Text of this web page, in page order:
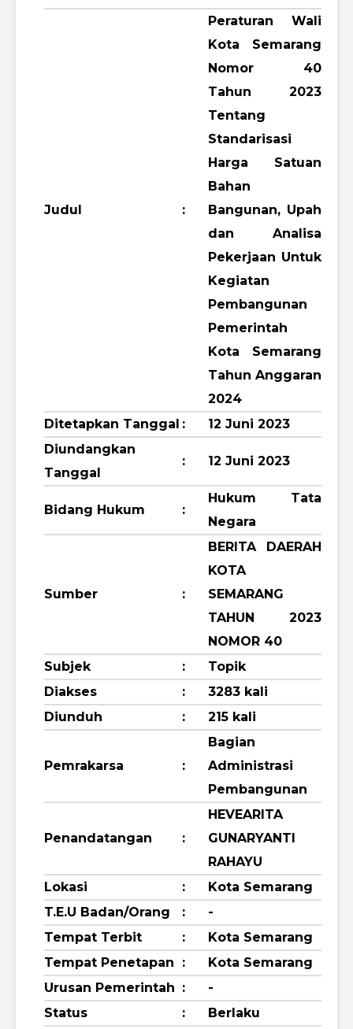
Judul :
Peraturan Wali
Kota Semarang
Nomor 40
Tahun 2023
Tentang
Standarisasi
Harga Satuan
Bahan
Bangunan, Upah
dan Analisa
Pekerjaan Untuk
Kegiatan
Pembangunan
Pemerintah
Kota Semarang
Tahun Anggaran
2024
Ditetapkan Tanggal :
12 Juni 2023
Diundangkan
Tanggal
: 12 Juni 2023
Bidang Hukum :
Hukum Tata
Negara
Sumber :
BERITA DAERAH
KOTA
SEMARANG
TAHUN 2023
NOMOR 40
Subjek
:
Topik
Diakses
:
3283 kali
Diunduh
: 215 kali
Pemrakarsa :
Bagian
Administrasi
Pembangunan
Penandatangan :
HEVEARITA
GUNARYANTI
RAHAYU
Lokasi
:
Kota Semarang
T.E.U Badan/Orang
:
-
Tempat Terbit
:
Kota Semarang
Tempat Penetapan
:
Kota Semarang
Urusan Pemerintah :
-
Status
: Berlaku